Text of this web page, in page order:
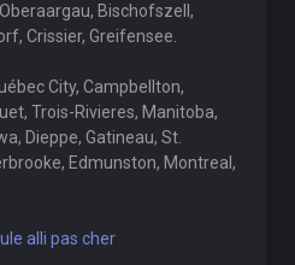
Bischofszell,
Crissier, Greifensee.
City, Campbellton,
Trois-Rivieres, Manitoba,
Dieppe, Gatineau, St.
Edmunston, Montreal,
alli pas cher